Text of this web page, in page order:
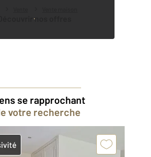
Découvrir nos offres
se rapprochant
votre recherche